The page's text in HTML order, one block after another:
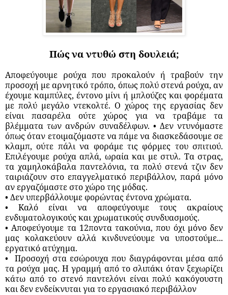
Πώς να ντυθώ στη δουλειά;
Αποφεύγουμε ρούχα που προκαλούν ή τραβούν την
προσοχή με αρνητικό τρόπο, όπως πολύ στενά ρούχα, αν
έχουμε καμπύλες, έντονο μίνι ή μπλούζες και φορέματα
με πολύ μεγάλο ντεκολτέ. Ο χώρος της εργασίας δεν
είναι πασαρέλα ούτε χώρος για να τραβάμε τα
βλέμματα των ανδρών συναδέλφων. • Δεν ντυνόμαστε
όπως όταν ετοιμαζόμαστε να πάμε να διασκεδάσουμε σε
κλαμπ, ούτε πάλι να φοράμε τις φόρμες του σπιτιού.
Επιλέγουμε ρούχα απλά, ωραία και με στυλ. Τα στρας,
τα χαμηλοκάβαλα παντελόνια, τα πολύ στενά τζιν δεν
ταιριάζουν στο επαγγελματικό περιβάλλον, παρά μόνο
αν εργαζόμαστε στο χώρο της μόδας.
• Δεν υπερβάλλουμε φορώντας έντονα χρώματα.
• Καλό είναι να αποφεύγουμε τους ακραίους
ενδυματολογικούς και χρωματικούς συνδυασμούς.
• Αποφεύγουμε τα 12ποντα τακούνια, που όχι μόνο δεν
μας κολακεύουν αλλά κινδυνεύουμε να υποστούμε...
εργατικό ατύχημα.
•
Προσοχή στα εσώρουχα που διαγράφονται μέσα από
τα ρούχα μας. Η γραμμή από το σλιπάκι όταν ξεχωρίζει
κάτω από το στενό παντελόνι είναι πολύ κακόγουστη
και δεν ενδείκνυται για το εργασιακό περιβάλλον